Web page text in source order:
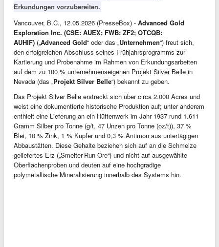
Erkundungen vorzubereiten.
Vancouver, B.C., 12.05.2026 (PresseBox) - Advanced Gold
Exploration Inc. (CSE: AUEX; FWB: ZF2; OTCQB:
AUHIF) („Advanced Gold“ oder das „Unternehmen“) freut sich,
den erfolgreichen Abschluss seines Frühjahrsprogramms zur
Kartierung und Probenahme im Rahmen von Erkundungsarbeiten
auf dem zu 100 % unternehmenseigenen Projekt Silver Belle in
Nevada (das „Projekt Silver Belle“) bekannt zu geben.
Das Projekt Silver Belle erstreckt sich über circa 2.000 Acres und
weist eine dokumentierte historische Produktion auf; unter anderem
enthielt eine Lieferung an ein Hüttenwerk im Jahr 1937 rund 1.611
Gramm Silber pro Tonne (g/t, 47 Unzen pro Tonne (oz/t)), 37 %
Blei, 10 % Zink, 1 % Kupfer und 0,3 % Antimon aus untertägigen
Abbaustätten. Diese Gehalte beziehen sich auf an die Schmelze
geliefertes Erz („Smelter-Run Ore“) und nicht auf ausgewählte
Oberflächenproben und deuten auf eine hochgradige
polymetallische Mineralisierung innerhalb des Systems hin.